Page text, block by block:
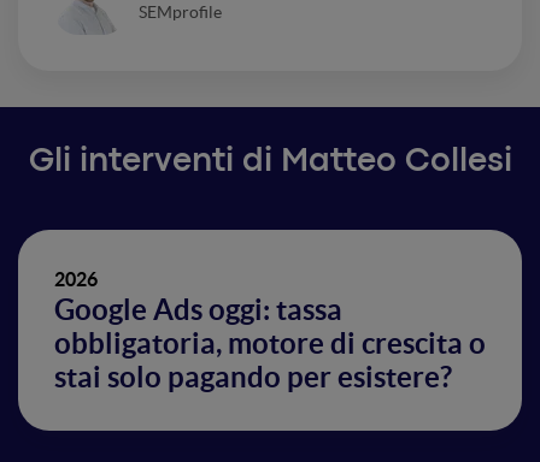
SEMprofile
Gli interventi di Matteo Collesi
2026
Google Ads oggi: tassa
obbligatoria, motore di crescita o
stai solo pagando per esistere?